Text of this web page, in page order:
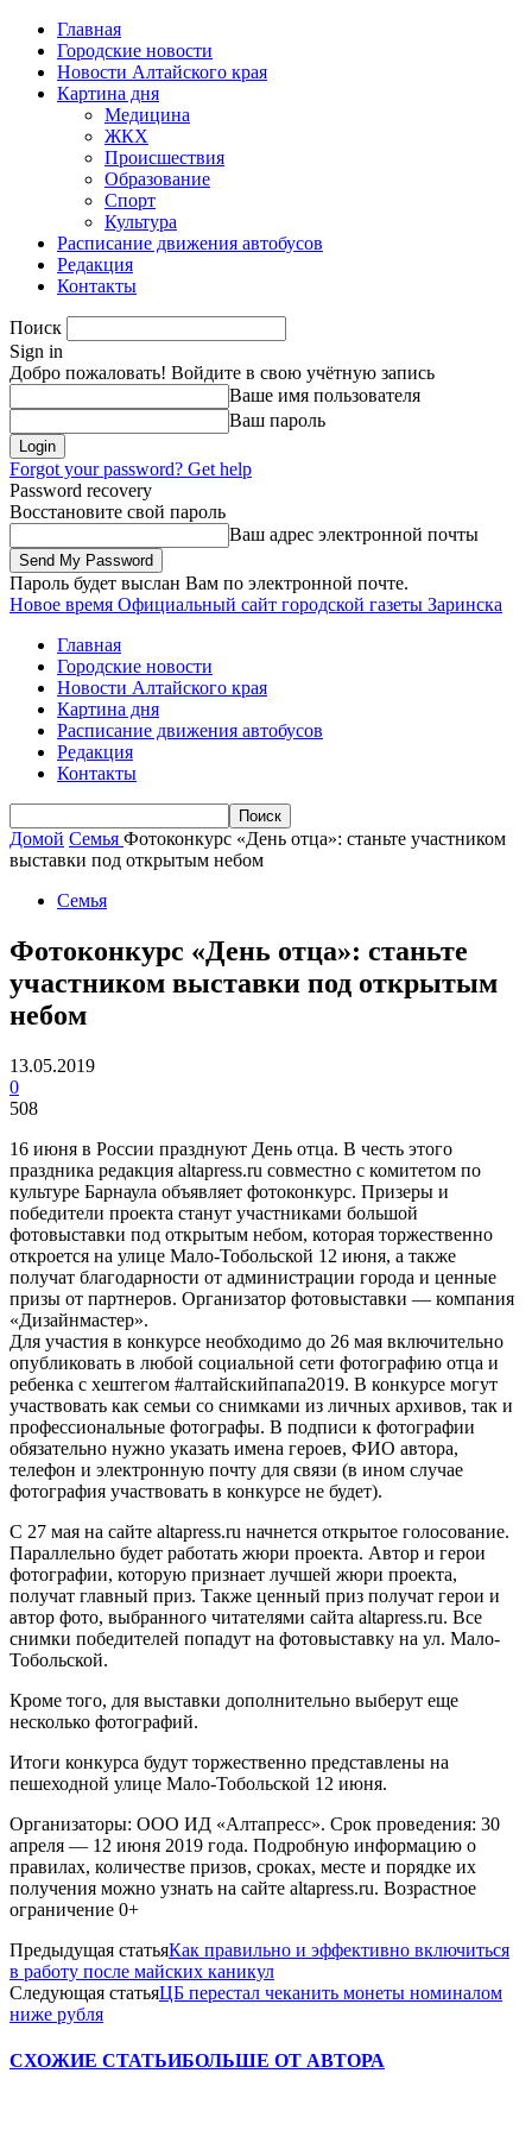
Главная
Городские новости
Новости Алтайского края
Картина дня
Медицина
ЖКХ
Происшествия
Образование
Спорт
Культура
Расписание движения автобусов
Редакция
Контакты
Поиск
Sign in
Добро пожаловать! Войдите в свою учётную запись
Ваше имя пользователя
Ваш пароль
Forgot your password? Get help
Password recovery
Восстановите свой пароль
Ваш адрес электронной почты
Пароль будет выслан Вам по электронной почте.
Новое время Официальный сайт городской газеты Заринска
Главная
Городские новости
Новости Алтайского края
Картина дня
Расписание движения автобусов
Редакция
Контакты
Домой Семья Фотоконкурс «День отца»: станьте участником
выставки под открытым небом
Семья
Фотоконкурс «День отца»: станьте
участником выставки под открытым
небом
13.05.2019
0
508
16 июня в России празднуют День отца. В честь этого
праздника редакция altapress.ru совместно с комитетом по
культуре Барнаула объявляет фотоконкурс. Призеры и
победители проекта станут участниками большой
фотовыставки под открытым небом, которая торжественно
откроется на улице Мало-Тобольской 12 июня, а также
получат благодарности от администрации города и ценные
призы от партнеров. Организатор фотовыставки — компания
«Дизайнмастер».
Для участия в конкурсе необходимо до 26 мая включительно
опубликовать в любой социальной сети фотографию отца и
ребенка с хештегом #алтайскийпапа2019. В конкурсе могут
участвовать как семьи со снимками из личных архивов, так и
профессиональные фотографы. В подписи к фотографии
обязательно нужно указать имена героев, ФИО автора,
телефон и электронную почту для связи (в ином случае
фотография участвовать в конкурсе не будет).
С 27 мая на сайте altapress.ru начнется открытое голосование.
Параллельно будет работать жюри проекта. Автор и герои
фотографии, которую признает лучшей жюри проекта,
получат главный приз. Также ценный приз получат герои и
автор фото, выбранного читателями сайта altapress.ru. Все
снимки победителей попадут на фотовыставку на ул. Мало-
Тобольской.
Кроме того, для выставки дополнительно выберут еще
несколько фотографий.
Итоги конкурса будут торжественно представлены на
пешеходной улице Мало-Тобольской 12 июня.
Организаторы: ООО ИД «Алтапресс». Срок проведения: 30
апреля — 12 июня 2019 года. Подробную информацию о
правилах, количестве призов, сроках, месте и порядке их
получения можно узнать на сайте altapress.ru. Возрастное
ограничение 0+
Предыдущая статьяКак правильно и эффективно включиться
в работу после майских каникул
Следующая статьяЦБ перестал чеканить монеты номиналом
ниже рубля
СХОЖИЕ СТАТЬИБОЛЬШЕ ОТ АВТОРА